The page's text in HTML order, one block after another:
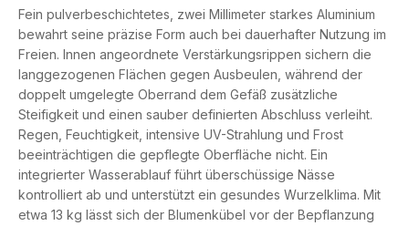
Fein pulverbeschichtetes, zwei Millimeter starkes Aluminium
bewahrt seine präzise Form auch bei dauerhafter Nutzung im
Freien. Innen angeordnete Verstärkungsrippen sichern die
langgezogenen Flächen gegen Ausbeulen, während der
doppelt umgelegte Oberrand dem Gefäß zusätzliche
Steifigkeit und einen sauber definierten Abschluss verleiht.
Regen, Feuchtigkeit, intensive UV-Strahlung und Frost
beeinträchtigen die gepflegte Oberfläche nicht. Ein
integrierter Wasserablauf führt überschüssige Nässe
kontrolliert ab und unterstützt ein gesundes Wurzelklima. Mit
etwa 13 kg lässt sich der Blumenkübel vor der Bepflanzung